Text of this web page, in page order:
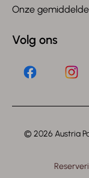
Onze
Volg ons
© 2026 Austria